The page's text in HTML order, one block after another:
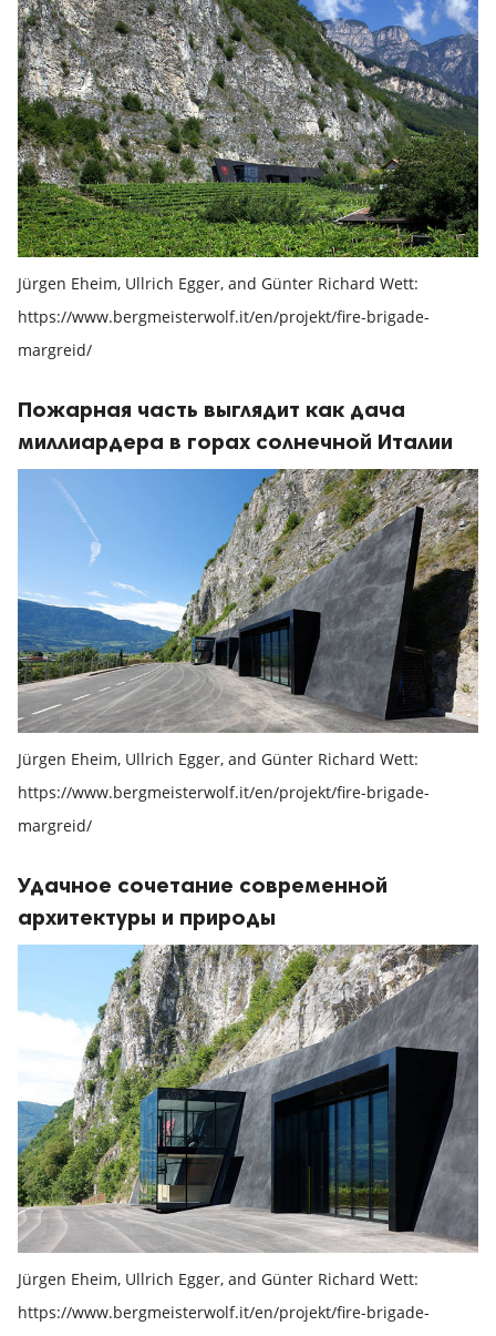
Jürgen Eheim, Ullrich Egger, and Günter Richard Wett:
https://www.bergmeisterwolf.it/en/projekt/fire-brigade-
margreid/
Пожарная часть выглядит как дача
миллиардера в горах солнечной Италии
Jürgen Eheim, Ullrich Egger, and Günter Richard Wett:
https://www.bergmeisterwolf.it/en/projekt/fire-brigade-
margreid/
Удачное сочетание современной
архитектуры и природы
Jürgen Eheim, Ullrich Egger, and Günter Richard Wett:
https://www.bergmeisterwolf.it/en/projekt/fire-brigade-